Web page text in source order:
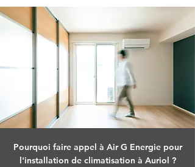
Pourquoi faire appel à Air G Energie pour
l'installation de climatisation à Auriol ?